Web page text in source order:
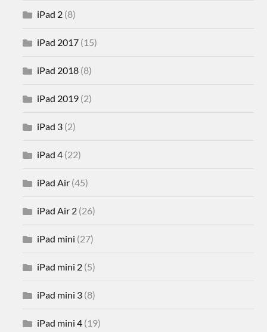
iPad 2 (8)
iPad 2017 (15)
iPad 2018 (8)
iPad 2019 (2)
iPad 3 (2)
iPad 4 (22)
iPad Air (45)
iPad Air 2 (26)
iPad mini (27)
iPad mini 2 (5)
iPad mini 3 (8)
iPad mini 4 (19)